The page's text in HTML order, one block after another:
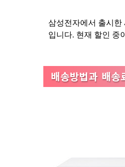
삼성전자에서 출시한
입니다. 현재 할인 중
배송방법과 배송